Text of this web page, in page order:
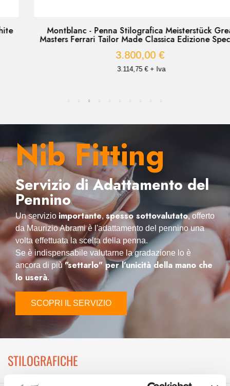
Montblanc - Penna Stilografica Meisterstück Great
Masters Ferrari Tailor Made Classica Edizione Speciale
3.800,00 €
3.114,75 € + Iva
Nib Fitting
Servizio di Adattamento del
Pennino
Un servizio importante,spesso sottovalutato, offerto
da Maurizio Abrami è l'adattamento del pennino una
volta effettuata la scelta della penna.
Se è indispensabile valutarne la gradazione lo è
ancora di più "settarlo" per l'unicità della mano che
lo userà.
SCOPRI IL SERVIZIO
STILOGRAFICHE